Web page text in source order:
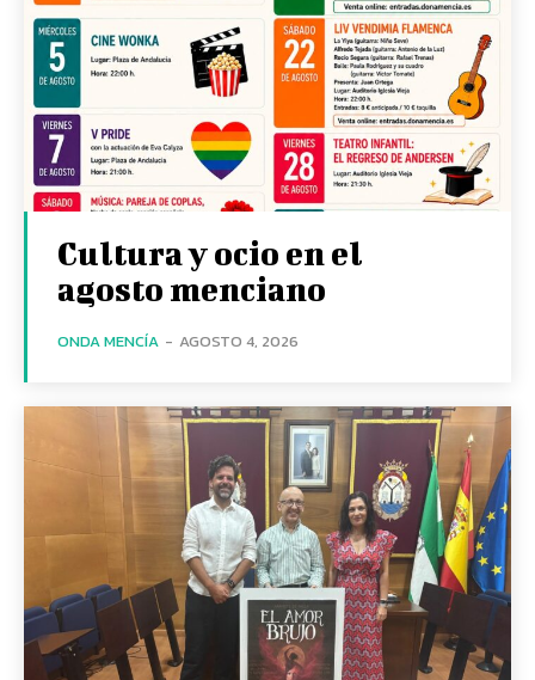
Cultura y ocio en el
agosto menciano
ONDA MENCÍA - AGOSTO 4, 2026